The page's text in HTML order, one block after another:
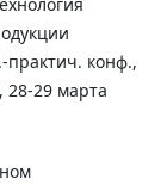
конф.,
28-29 марта